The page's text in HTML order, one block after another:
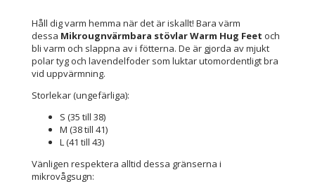
Håll dig varm hemma när det är iskallt! Bara värm
dessa Mikrougnvärmbara stövlar Warm Hug Feet och
bli varm och slappna av i fötterna. De är gjorda av mjukt
polar tyg och lavendelfoder som luktar utomordentligt bra
vid uppvärmning.
Storlekar (ungefärliga):
S (35 till 38)
M (38 till 41)
L (41 till 43)
Vänligen respektera alltid dessa gränserna i
mikrovågsugn: